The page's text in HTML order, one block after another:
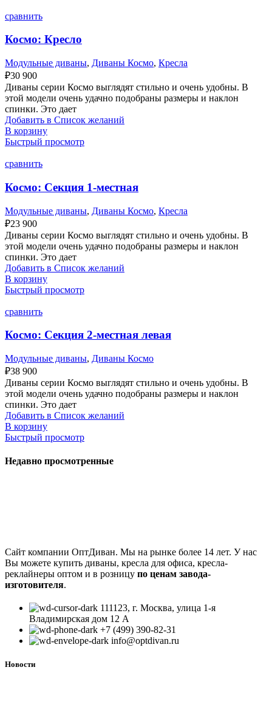
сравнить
Космо: Кресло
Модульные диваны, Диваны Космо, Кресла
₽30 900
Диваны серии Космо выглядят стильно и очень удобны. В
этой модели очень удачно подобраны размеры и наклон
спинки. Это дает
Добавить в Список желаний
В корзину
Быстрый просмотр
сравнить
Космо: Секция 1-местная
Модульные диваны, Диваны Космо, Кресла
₽23 900
Диваны серии Космо выглядят стильно и очень удобны. В
этой модели очень удачно подобраны размеры и наклон
спинки. Это дает
Добавить в Список желаний
В корзину
Быстрый просмотр
сравнить
Космо: Секция 2-местная левая
Модульные диваны, Диваны Космо
₽38 900
Диваны серии Космо выглядят стильно и очень удобны. В
этой модели очень удачно подобраны размеры и наклон
спинки. Это дает
Добавить в Список желаний
В корзину
Быстрый просмотр
Недавно просмотренные
Сайт компании ОптДиван. Мы на рынке более 14 лет. У нас
Вы можете купить диваны, кресла для офиса, кресла-
реклайнеры оптом и в розницу по ценам завода-
изготовителя.
111123, г. Москва, улица 1-я
Владимирская дом 12 А
+7 (499) 390-82-31
info@optdivan.ru
Новости